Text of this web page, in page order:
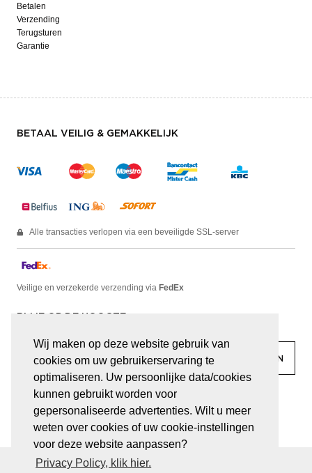
Wij maken op deze website gebruik van
cookies om uw gebruikerservaring te
optimaliseren. Uw persoonlijke data/cookies
kunnen gebruikt worden voor
gepersonaliseerde advertenties. Wilt u meer
weten over cookies of uw cookie-instellingen
voor deze website aanpassen?
Privacy Policy, klik hier.
Betalen
Verzending
Terugsturen
Garantie
BETAAL VEILIG & GEMAKKELIJK
Alle transacties verlopen via een beveiligde SSL-server
Veilige en verzekerde verzending via FedEx
BLIJF OP DE HOOGTE
facebook linkedin
© JUWELEN HAESEVOETS 2026